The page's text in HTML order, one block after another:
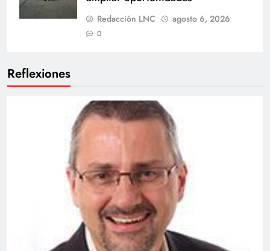
Reflexiones
Redacción LNC agosto 6, 2026
0